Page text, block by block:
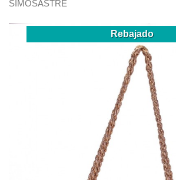
SIMOSASTRE
Rebajado